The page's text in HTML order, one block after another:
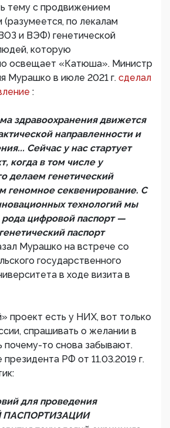
тему с продвижением
(разумеется, по лекалам
и ВЭФ) генетической
которую
освещает «Катюша». Министр
Мурашко в июле 2021 г. сделал
:
здравоохранения движется
направленности и
Сейчас у нас стартует
когда в том числе у
делаем генетический
геномное секвенирование. С
технологий мы
рода цифровой паспорт —
паспорт
Мурашко на встрече со
государственного
в ходе визита в
проект есть у НИХ, вот только
спрашивать о желании в
почему-то снова забывают.
президента РФ от 11.03.2019 г.
для проведения
ПАСПОРТИЗАЦИИ